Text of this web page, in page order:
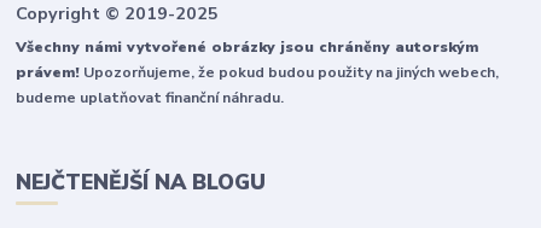
Copyright © 2019-2025
Všechny námi vytvořené obrázky jsou chráněny autorským
právem! Upozorňujeme, že pokud budou použity na jiných webech,
budeme uplatňovat finanční náhradu.
NEJČTENĚJŠÍ NA BLOGU